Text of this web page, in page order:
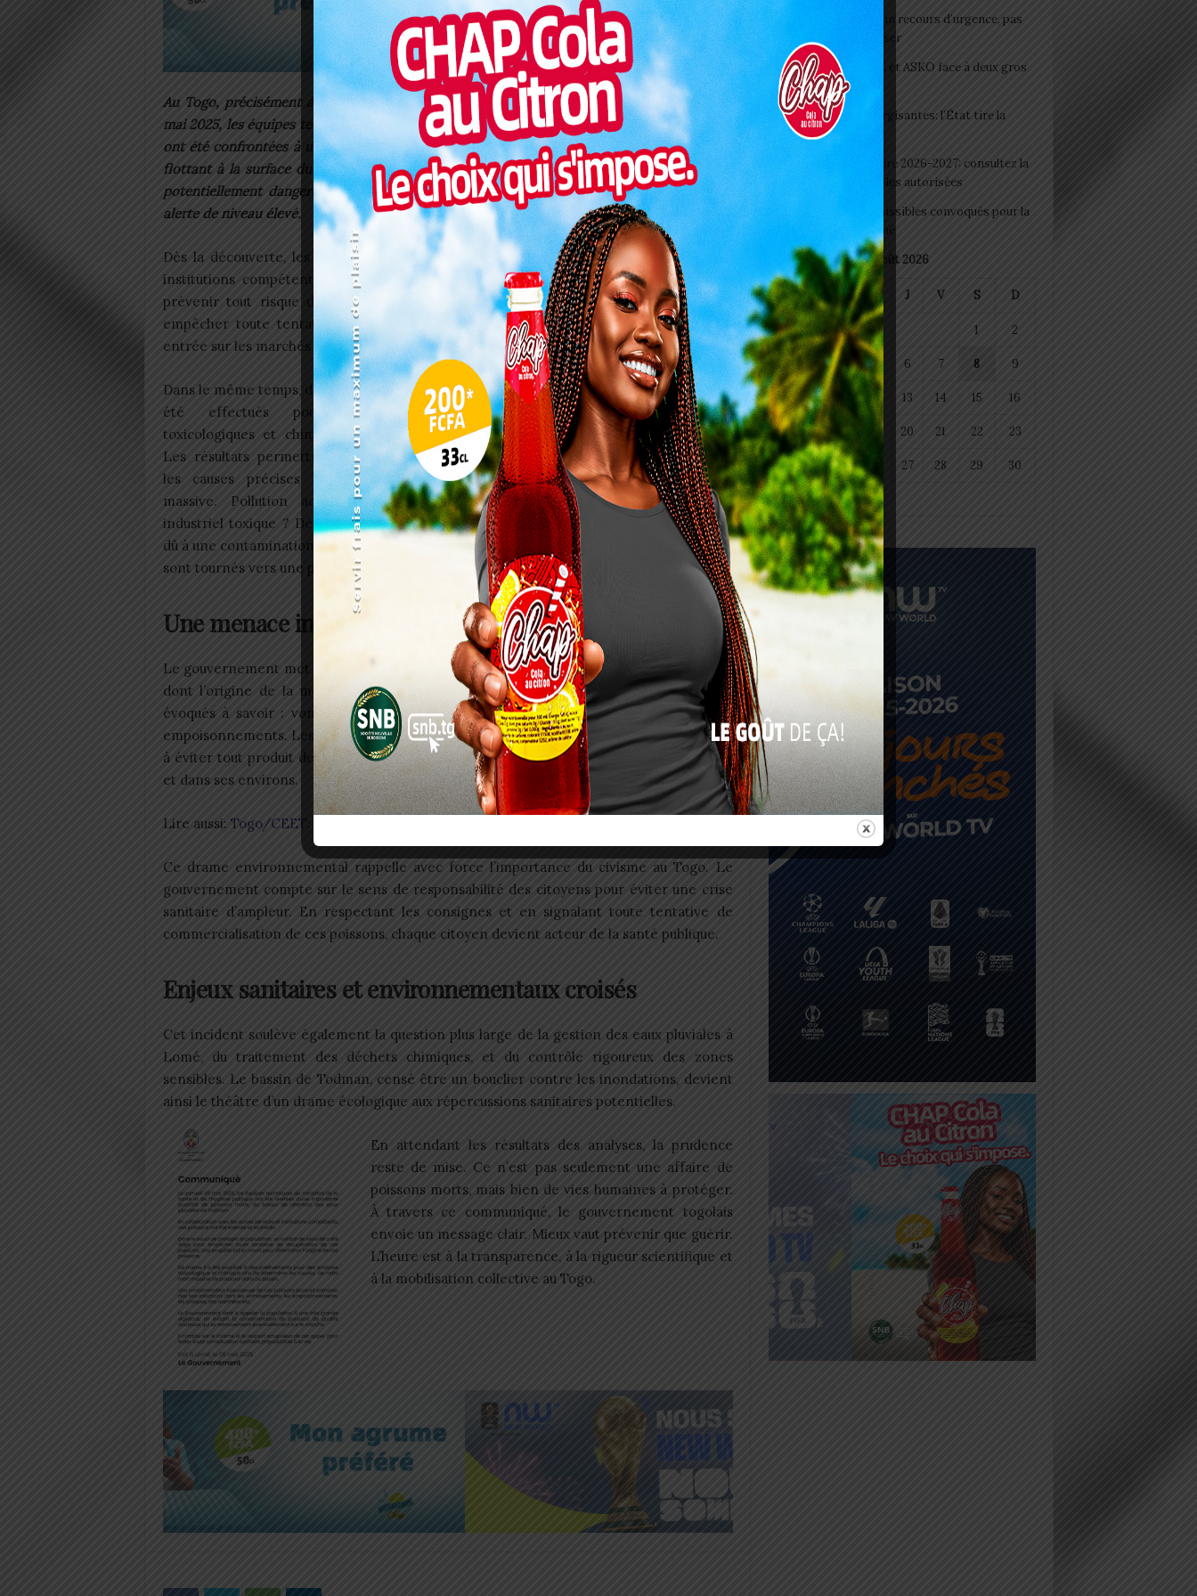
Au Togo, précisément à Todman, le silence des eaux cache un danger invisible. Samedi 3
mai 2025, les équipes techniques du ministère togolais de la Santé et de l’Hygiène publique
ont été confrontées à une scène inquiétante. Une quantité inhabituelle de poissons morts
flottant à la surface du bassin de rétention des eaux pluviales. Un phénomène rarissime,
potentiellement dangereux pour la santé publique, qui a immédiatement déclenché une
alerte de niveau élevé.
Dès la découverte, les autorités ont agi avec célérité. En collaboration avec d’autres
institutions compétentes, tous les poissons morts ont été retirés et incinérés pour
prévenir tout risque de contamination. Un périmètre de sécurité a été érigé pour
empêcher toute tentative de récupération de ces animaux. Objectif, empêcher leur
entrée sur les marchés et éviter unetragédie sanitaire.
Dans le même temps, des prélèvements ont
été effectués pour des analyses
toxicologiques et chimiques approfondies.
Les résultats permettront de déterminer
les causes précises de cette mortalité
massive. Pollution accidentelle ? Rejet
industriel toxique ? Déséquilibre biologique
dû à une contamination bactérienne ? Les hypothèses restent ouvertes, mais les regards
sont tournés vers une possible crise environnementale.
Une menace invisible qui inquiète au Togo
Le gouvernement met en garde contre une consommation hasardeuse de ces poissons,
dont l’origine de la mort reste encore floue. Des risques graves pour la santé sont
évoqués à savoir : vomissements, intoxications alimentaires, diarrhées sévères, voire
empoisonnements. Les autorités appellent à une vigilance extrême, invitant les citoyens
à éviter tout produit de mer dont la provenance est douteuse, particulièrement à Lomé
et dans ses environs.
Lire aussi: Togo/CEET: Des coupures imminentes à Lomé (le programme)
Ce drame environnemental rappelle avec force l’importance du civisme au Togo. Le
gouvernement compte sur le sens de responsabilité des citoyens pour éviter une crise
sanitaire d’ampleur. En respectant les consignes et en signalant toute tentative de
commercialisation de ces poissons, chaque citoyen devient acteur de la santé publique.
Enjeux sanitaires et environnementaux croisés
Cet incident soulève également la question plus large de la gestion des eaux pluviales à
Lomé, du traitement des déchets chimiques, et du contrôle rigoureux des zones
sensibles. Le bassin de Todman, censé être un bouclier contre les inondations, devient
ainsi le théâtre d’un drame écologique aux répercussions sanitaires potentielles.
En attendant les résultats des analyses, la prudence
reste de mise. Ce n’est pas seulement une affaire de
poissons morts, mais bien de vies humaines à protéger.
À travers ce communiqué, le gouvernement togolais
envoie un message clair. Mieux vaut prévenir que guérir.
L’heure est à la transparence, à la rigueur scientifique et
à la mobilisation collective au Togo.
Pilule du lendemain : un recours d’urgence, pas
une habitude à banaliser
Interclubs CAF: ASCK et ASKO face à deux gros
morceaux
Togo/ Boissons énergisantes: l’État tire la
sonnette d’alarme
Togo/ Rentrée scolaire 2026-2027: consultez la
liste officielle des écoles autorisées
ESSAL 2026 : les admissibles convoqués pour la
visite médicale à Lomé
août 2026
L M M J V S D
1 2
3 4 5 6 7 8 9
10 11 12 13 14 15 16
17 18 20 21 22 23
24 25 26 27 28 29 30
31
« Juil